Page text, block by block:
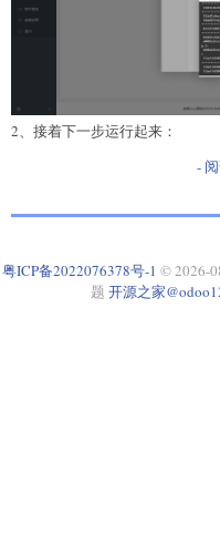
2、接着下一步运行起来：
-
粤ICP备2022076378号-1 © 2026-
题 开源之家